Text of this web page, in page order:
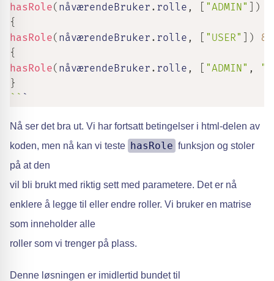
hasRole( nåværendeBruker . rolle , "ADMIN" )
{
hasRole( nåværendeBruker . rolle , "USER" ) &&
{
hasRole( nåværendeBruker . rolle , "ADMIN" ,
}
Nå ser det bra ut. Vi har fortsatt betingelser i html-delen av
koden, men nå kan vi teste hasRole funksjon og stoler
på at den
vil bli brukt med riktig sett med parametere. Det er nå
enklere å legge til eller endre roller. Vi bruker en matrise
som inneholder alle
roller som vi trenger på plass.
Denne løsningen er imidlertid bundet til